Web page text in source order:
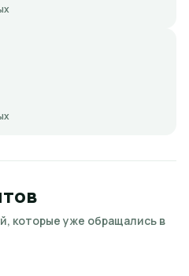
которые уже обращались в